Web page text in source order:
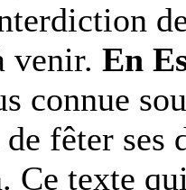
venir. En
connue
fêter ses
Ce texte